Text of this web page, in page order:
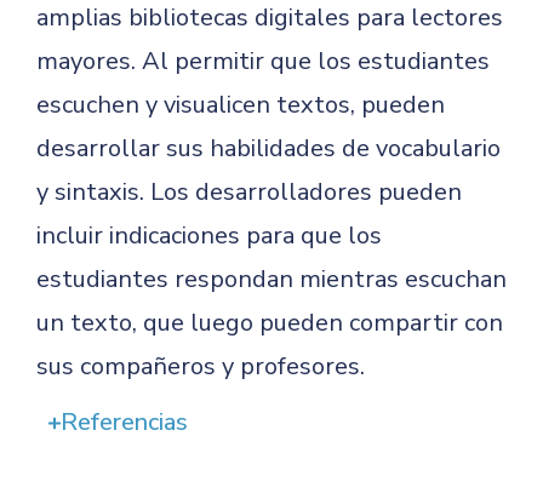
amplias bibliotecas digitales para lectores
mayores. Al permitir que los estudiantes
escuchen y visualicen textos, pueden
desarrollar sus habilidades de vocabulario
y sintaxis. Los desarrolladores pueden
incluir indicaciones para que los
estudiantes respondan mientras escuchan
un texto, que luego pueden compartir con
sus compañeros y profesores.
Referencias